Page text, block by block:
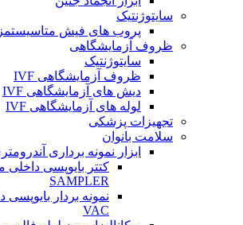
سایتوژنتیک
پروب های فیش متاسیستمز
ظروف آزمایشگاهی
سایتوژنتیک
ظروف آزمایشگاهی IVF
دیش های آزمایشگاهی IVF
لوله های آزمایشگاهی IVF
تجهیزات پزشکی
سلامت بانوان
ابزار نمونه برداری
SAMPLER
VAC